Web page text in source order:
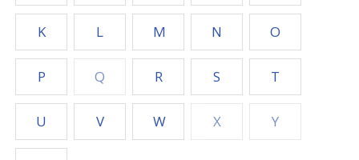
K L M N O
P Q R S T
U V W X Y